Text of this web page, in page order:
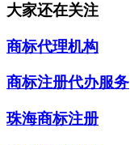
大家还在关注
商标代理机构
商标注册代办服务
珠海商标注册